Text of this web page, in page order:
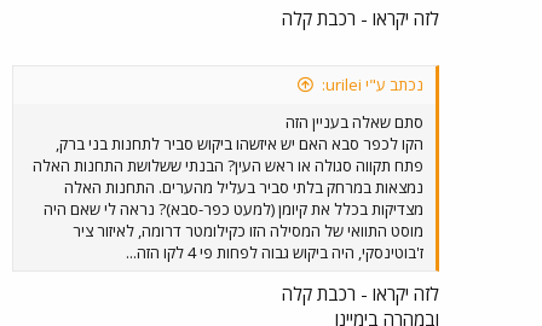
לזה יקראו - רכבת קלה
נכתב ע"י urilei:
סתם שאלה בעניין הזה
הקו לכפר סבא האם יש איזשהו ביקוש סביר לתחנות בני ברק,
פתח תקווה סגולה או ראש העין? הבנתי ששלושת התחנות האלה
נמצאות במרחק בלתי סביר בעליל מהערים. התחנות האלה
מצדיקות בכלל את קיומן (למעט כפר-סבא)? נראה לי שאם היה
מוסט התוואי של המסילה הזו כקילומטר דרומה, לאיזור ציר
ז'בוטינסקי, היה ביקוש גבוה לפחות פי 4 לקו הזה...
לזה יקראו - רכבת קלה
ובמהרה בימיינו